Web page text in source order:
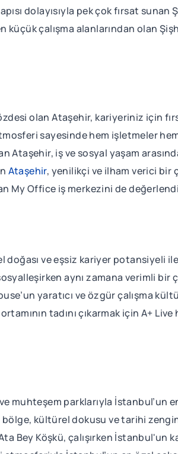
dolayısıyla pek çok fırsat sunan
çalışma alanlarından olan
olan Ataşehir, kariyeriniz için
sayesinde hem işletmeler
Ataşehir, iş ve sosyal yaşam
Ataşehir, yenilikçi ve ilham verici bir
My Office iş merkezini de
doğası ve eşsiz kariyer potansiyeli ile
aynı zamana verimli bir
yaratıcı ve özgür çalışma
tadını çıkarmak için A+
muhteşem parklarıyla İstanbul’un
kültürel dokusu ve tarihi
Bey Köşkü, çalışırken İstanbul'un